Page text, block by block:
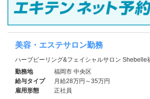
美容・エステサロン勤務
ハーブピーリング&フェイシャルサロン Shebelle
勤務地
福岡市 中央区
給与タイプ
月給28万円～35万円
雇用形態
正社員